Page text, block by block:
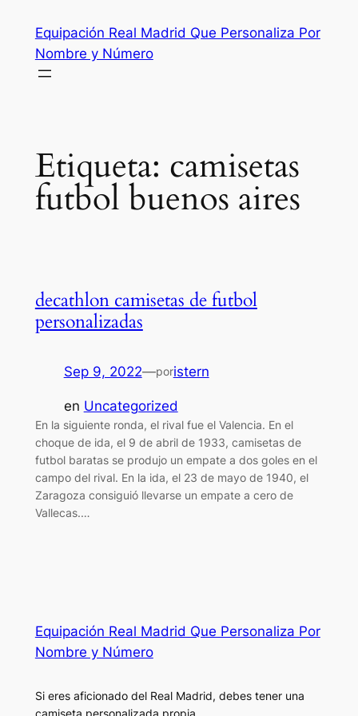
contenido
Equipación Real Madrid Que Personaliza Por
Nombre y Número
Etiqueta: camisetas
futbol buenos aires
decathlon camisetas de futbol
personalizadas
Sep 9, 2022—poristern
en Uncategorized
En la siguiente ronda, el rival fue el Valencia. En el
choque de ida, el 9 de abril de 1933, camisetas de
futbol baratas se produjo un empate a dos goles en el
campo del rival. En la ida, el 23 de mayo de 1940, el
Zaragoza consiguió llevarse un empate a cero de
Vallecas.…
Equipación Real Madrid Que Personaliza Por
Nombre y Número
Si eres aficionado del Real Madrid, debes tener una
camiseta personalizada propia.